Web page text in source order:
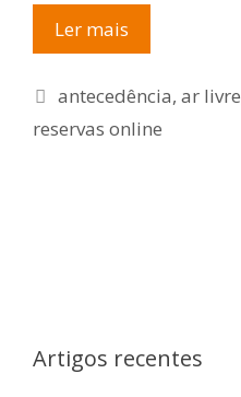
Ler mais
da
–
Como
Etiquetas
antecedência,ar livre
reservas online
Artigos recentes